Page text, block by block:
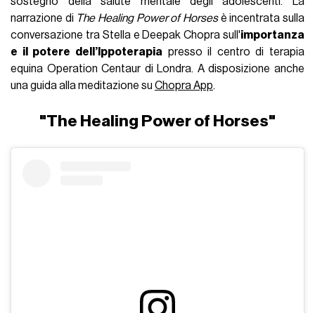
narrazione di The Healing Power of Horsesè incentrata sulla
conversazione tra Stella e Deepak Chopra sull'importanza
e il potere dell’Ippoterapia presso il centro di terapia
equina Operation Centaur di Londra. A disposizione anche
una guida alla meditazione suChopra App.
"The Healing Power of Horses"